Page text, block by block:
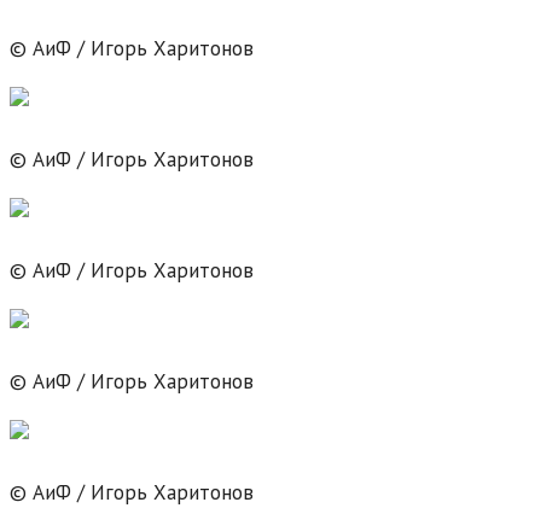
© АиФ / Игорь Харитонов
© АиФ / Игорь Харитонов
© АиФ / Игорь Харитонов
© АиФ / Игорь Харитонов
© АиФ / Игорь Харитонов